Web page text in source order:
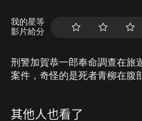
我的星等
影片給分
刑警加賀恭一郎奉命調查在旅
案件，奇怪的是死者青柳在腹
他的戀人處處替他開脫。恭一
其他人也看了